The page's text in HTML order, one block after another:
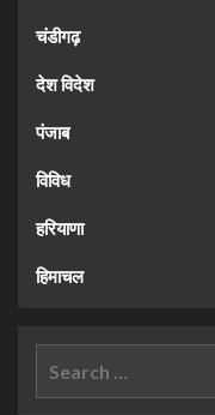
चंडीगढ़
देश विदेश
पंजाब
विविध
हरियाणा
हिमाचल